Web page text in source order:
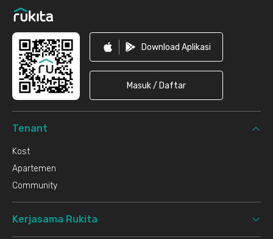
Download Aplikasi
Masuk / Daftar
Tenant
Kost
Apartemen
Community
Kerjasama Rukita